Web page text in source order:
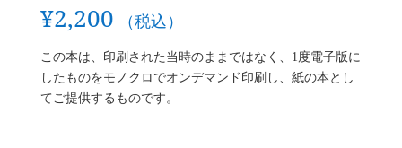
¥2,200 （税込）
この本は、印刷された当時のままではなく、1度電子版に
したものをモノクロでオンデマンド印刷し、紙の本とし
てご提供するものです。